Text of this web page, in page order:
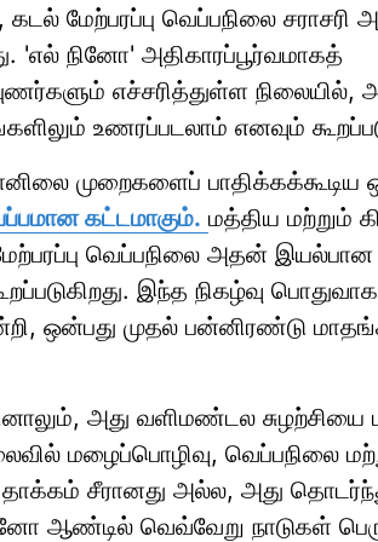
மேற்பரப்பு வெப்பநிலை சராசரி
'எல் நினோ' அதிகாரப்பூர்வமாகத்
எச்சரித்துள்ள
உணரப்படலாம் எனவும்
முறைகளைப் பாதிக்கக்கூடிய
கட்டமாகும். மத்திய மற்றும்
மேற்பரப்பு வெப்பநிலை அதன்
இந்த நிகழ்வு
ஒன்பது முதல் பன்னிரண்டு
அது வளிமண்டல சுழற்சியை
மழைப்பொழிவு, வெப்பநிலை
சீரானது அல்ல, அது
ஆண்டில் வெவ்வேறு நாடுகள்